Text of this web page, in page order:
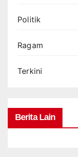
Politik
Ragam
Terkini
Berita Lain